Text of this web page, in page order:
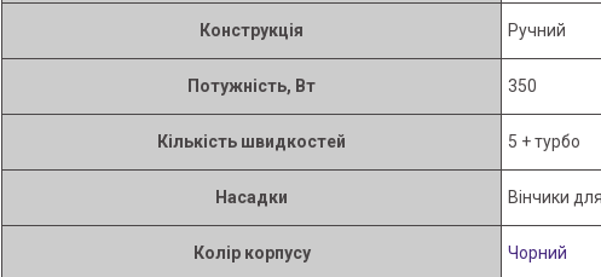
Конструкція Ручний
Потужність, Вт 350
Кількість швидкостей 5 + турбо
Насадки Вінчики
Колір корпусу Чорний